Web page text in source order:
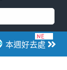
本週好去處
話
時搶
數 #網絡熱話